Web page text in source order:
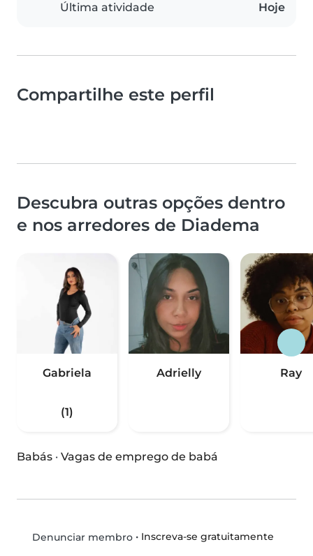
Última atividade Hoje
Compartilhe este perfil
Descubra outras opções dentro
e nos arredores de Diadema
Gabriela
(1)
Adrielly Ray
Babás · Vagas de emprego de babá
Denunciar membro• Inscreva-se gratuitamente